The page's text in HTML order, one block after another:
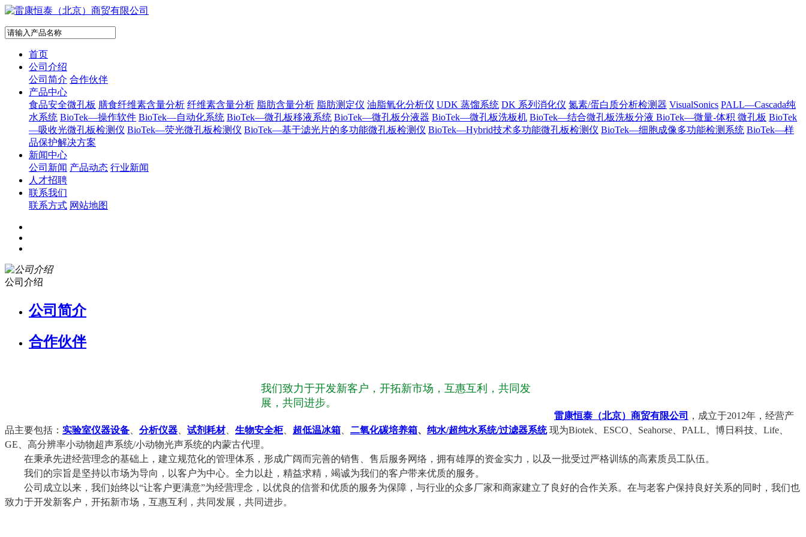
首页
公司介绍
公司简介 合作伙伴
产品中心
食品安全微孔板 膳食纤维素含量分析 纤维素含量分析 脂肪含量分析 脂肪测定仪 油脂氧化分析仪 UDK 蒸馏系统 DK 系列消化仪 氮素/蛋白质分析检测器 VisualSonics PALL—Cascada纯
水系统 BioTek—操作软件 BioTek—自动化系统 BioTek—微孔板移液系统 BioTek—微孔板分液器 BioTek—微孔板洗板机 BioTek—结合微孔板洗板分液 BioTek—微量-体积 微孔板 BioTek
—吸收光微孔板检测仪 BioTek—荧光微孔板检测仪 BioTek—基于滤光片的多功能微孔板检测仪 BioTek—Hybrid技术多功能微孔板检测仪 BioTek—细胞成像多功能检测系统 BioTek—样
品保护解决方案
新闻中心
公司新闻 产品动态 行业新闻
人才招聘
联系我们
联系方式 网站地图
公司介绍
公司简介
合作伙伴
我们致力于开发新客户，开拓新市场，互惠互利，共同发
展，共同进步。
雷康恒泰（北京）商贸有限公司
，成立于2012年，经营产
品主要包括： 实验室仪器设备 分析仪器 试剂耗材、 生物安全柜、 超低温冰箱 二氧化碳培养箱、 纯水/超纯水系统/过滤器系统现为Biotek、ESCO、Seahorse、PALL、博日科技、Life、
GE、高分辨率小动物超声系统/小动物光声系统的内蒙古代理。
在秉承先进经营理念的基础上，建立规范化的管理体系，形成广阔而完善的销售、售后服务网络，拥有雄厚的资金实力，以及一批受过严格训练的高素质员工队伍。
我们的宗旨是坚持以市场为导向，以客户为中心。全力以赴，精益求精，竭诚为我们的客户带来优质的服务。
公司成立以来，我们始终以“让客户更满意”为经营理念，以优良的信誉和优质的服务为保障，与行业的众多厂家和商家建立了良好的合作关系。在与老客户保持良好关系的同时，我们也
致力于开发新客户，开拓新市场，互惠互利，共同发展，共同进步。